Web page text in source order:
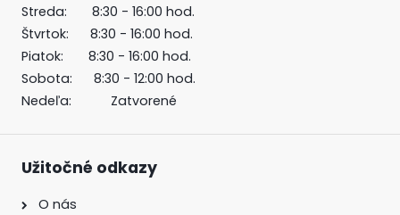
Streda: 8:30 - 16:00 hod.
Štvrtok: 8:30 - 16:00 hod.
Piatok: 8:30 - 16:00 hod.
Sobota: 8:30 - 12:00 hod.
Nedeľa: Zatvorené
Užitočné odkazy
O nás